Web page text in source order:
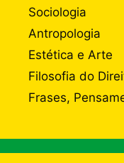
Sociologia
Antropologia
Estética e Arte
Filosofia do
Frases,